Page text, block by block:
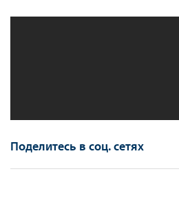
Поделитесь в соц. сетях